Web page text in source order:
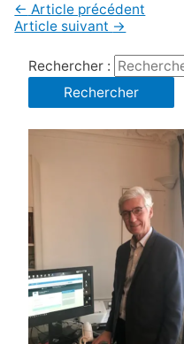
← Article précédent
Article suivant →
Rechercher :